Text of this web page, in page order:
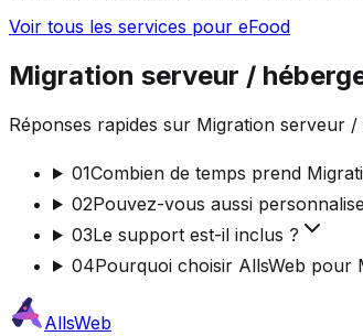
Voir tous les services pour eFood
Migration serveur /
Réponses rapides sur Migration serveur
01Combien de temps prend
02Pouvez-vous aussi
03Le support est-il inclus ?
04Pourquoi choisir AllsWeb pour
AllsWeb